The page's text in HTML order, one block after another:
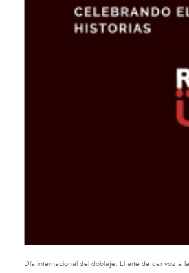
Día internacional del doblaje. El arte de dar voz a